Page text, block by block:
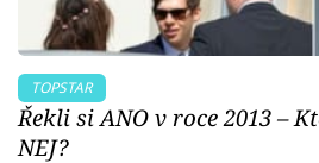
TOPSTAR
Řekli si ANO v roce 2013 –
NEJ?